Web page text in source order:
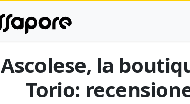
Ascolese, la
Torio: